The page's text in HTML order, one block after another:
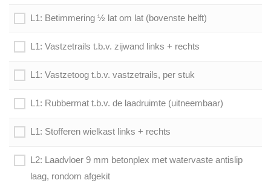
L1: Betimmering ½ lat om lat (bovenste helft)
L1: Vastzetrails t.b.v. zijwand links + rechts
L1: Vastzetoog t.b.v. vastzetrails, per stuk
L1: Rubbermat t.b.v. de laadruimte (uitneembaar)
L1: Stofferen wielkast links + rechts
L2: Laadvloer 9 mm betonplex met watervaste antislip
laag, rondom afgekit